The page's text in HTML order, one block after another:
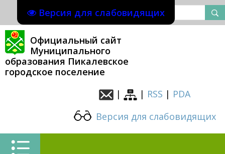
Версия для слабовидящих
Официальный сайт
Муниципального
образования Пикалевское
городское поселение
|
| RSS | PDA
Версия для слабовидящих